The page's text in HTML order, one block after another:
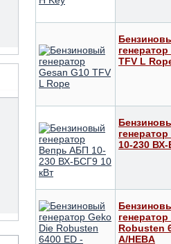
TFV L
10-230
Robusten
А/HEBA